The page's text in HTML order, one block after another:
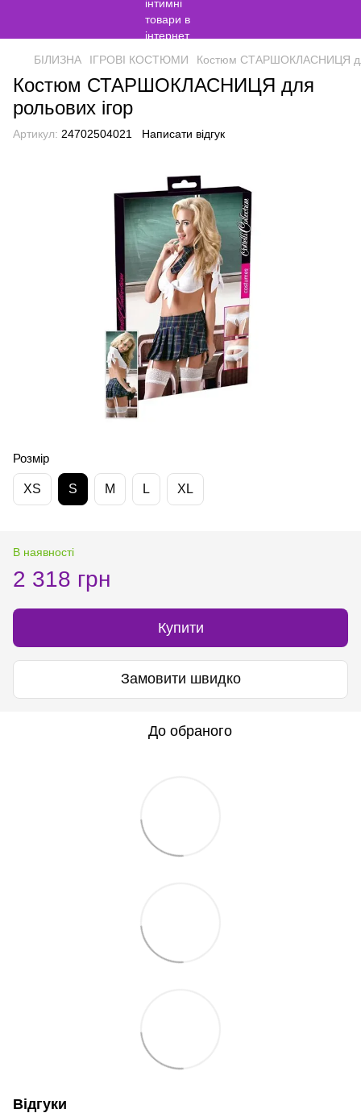
БІЛИЗНА ІГРОВІ КОСТЮМИ Костюм СТАРШОКЛАСНИЦЯ
Костюм СТАРШОКЛАСНИЦЯ для
рольових ігор
Артикул: 24702504021 Написати відгук
Розмір
XS S M L XL
В наявності
2 318 грн
Купити
Замовити швидко
До обраного
Відгуки